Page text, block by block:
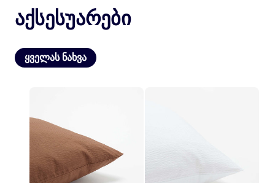
ანგარიში
აქსესუარები
ყველას ნახვა